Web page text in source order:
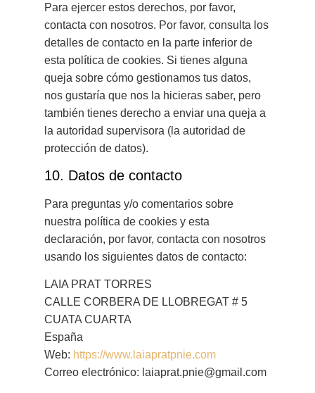
Para ejercer estos derechos, por favor,
contacta con nosotros. Por favor, consulta los
detalles de contacto en la parte inferior de
esta política de cookies. Si tienes alguna
queja sobre cómo gestionamos tus datos,
nos gustaría que nos la hicieras saber, pero
también tienes derecho a enviar una queja a
la autoridad supervisora (la autoridad de
protección de datos).
10. Datos de contacto
Para preguntas y/o comentarios sobre
nuestra política de cookies y esta
declaración, por favor, contacta con nosotros
usando los siguientes datos de contacto:
LAIA PRAT TORRES
CALLE CORBERA DE LLOBREGAT # 5
CUATA CUARTA
España
Web: https://www.laiapratpnie.com
Correo electrónico: laiaprat.pnie@gmail.com